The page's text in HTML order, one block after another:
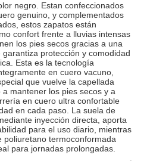
negro. Estan confeccionados
genuino, y complementados
estos zapatos están
confort frente a lluvias intensas
los pies secos gracias a una
protección y comodidad
Esta es la tecnología
en cuero vacuno,
que vuelve la capellada
mantener los pies secos y a
en cuero ultra confortable
en cada paso. La suela de
inyección directa, aporta
para el uso diario, mientras
poliuretano termoconformada
para jornadas prolongadas.